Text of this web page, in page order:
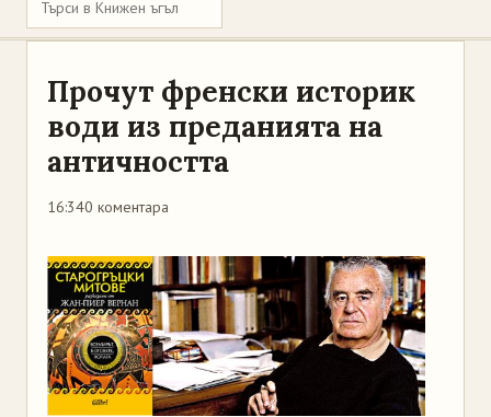
Прочут френски историк
води из преданията на
античността
16:340 коментара